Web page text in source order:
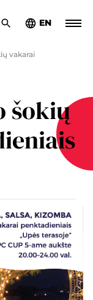
EN
vakarai
šokių